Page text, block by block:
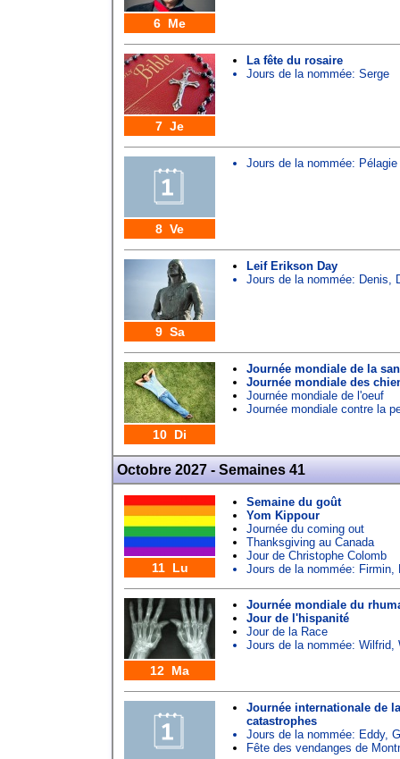
6 Me
7 Je
La fête du rosaire
Jours de la nommée: Serge
8 Ve
Jours de la nommée: Pélagie
9 Sa
Leif Erikson Day
Jours de la nommée: Denis,
10 Di
Journée mondiale de la
Journée mondiale des
Journée mondiale de l'oeuf
Journée mondiale contre la
Octobre 2027 - Semaines 41
11 Lu
Semaine du goût
Yom Kippour
Journée du coming out
Thanksgiving au Canada
Jour de Christophe Colomb
Jours de la nommée: Firmin,
12 Ma
Journée mondiale du
Jour de l'hispanité
Jour de la Race
Jours de la nommée: Wilfrid,
Journée internationale de
catastrophes
Jours de la nommée: Eddy,
Fête des vendanges de